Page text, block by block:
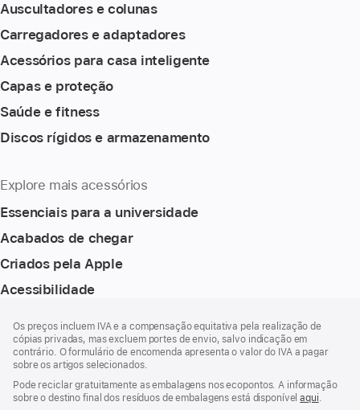
Auscultadores e colunas
Carregadores e adaptadores
Acessórios para casa inteligente
Capas e proteção
Saúde e fitness
Discos rígidos e armazenamento
Explore mais acessórios
Essenciais para a universidade
Acabados de chegar
Criados pela Apple
Acessibilidade
de
rodapé
Os preços incluem IVA e a compensação equitativa pela realização de
cópias privadas, mas excluem portes de envio, salvo indicação em
contrário. O formulário de encomenda apresenta o valor do IVA a pagar
sobre os artigos selecionados.
Pode reciclar gratuitamente as embalagens nos ecopontos. A informação
sobre o destino final dos resíduos de embalagens está disponívelaqui.